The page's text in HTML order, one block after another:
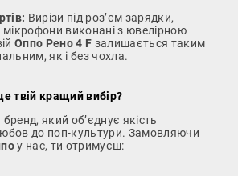
Вирізи під роз’єм зарядки,
мікрофони виконані з ювелірною
Оппо Рено 4 F залишається таким
як і без чохла.
твій кращий вибір?
який об’єднує якість
до поп-культури. Замовляючи
у нас, ти отримуєш: